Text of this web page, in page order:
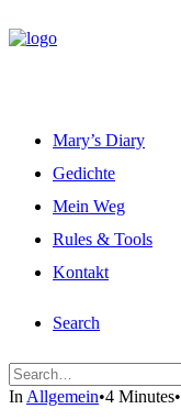
Mary’s Diary
Gedichte
Mein Weg
Rules & Tools
Kontakt
Search
In Allgemein•4 Minutes•